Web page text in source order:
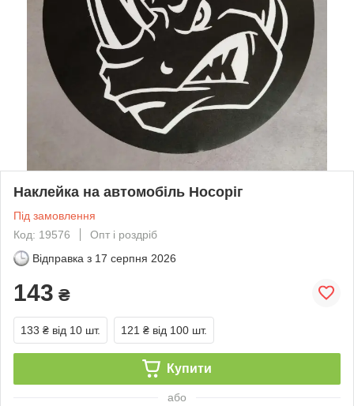
Наклейка на автомобіль Носоріг
Під замовлення
Код: 19576
Опт і роздріб
Відправка з 17 серпня 2026
143 ₴
133 ₴ від 10 шт. 121 ₴ від 100 шт.
Купити
або